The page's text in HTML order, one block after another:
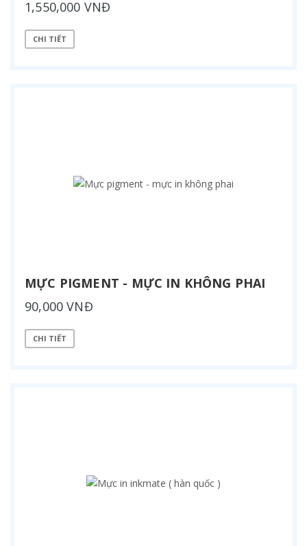
1,550,000 VNĐ
CHI TIẾT
MỰC PIGMENT - MỰC IN KHÔNG PHAI
90,000 VNĐ
CHI TIẾT